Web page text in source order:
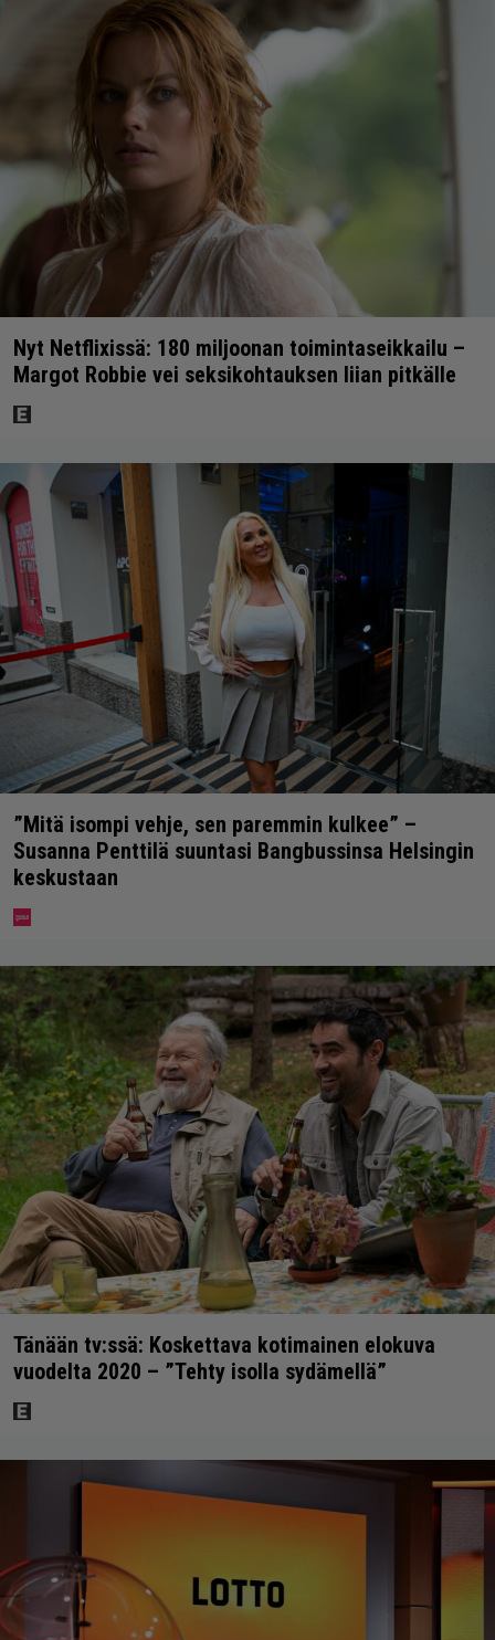
Nyt Netflixissä: 180 miljoonan toimintaseikkailu –
Margot Robbie vei seksikohtauksen liian pitkälle
”Mitä isompi vehje, sen paremmin kulkee” –
Susanna Penttilä suuntasi Bangbussinsa Helsingin
keskustaan
Tänään tv:ssä: Koskettava kotimainen elokuva
vuodelta 2020 – ”Tehty isolla sydämellä”